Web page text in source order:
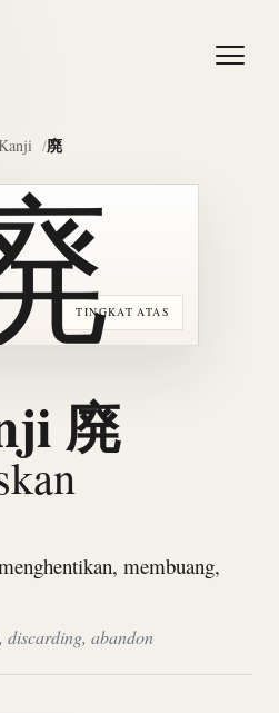
廃
TINGKAT ATAS
廃
membuang,
discarding, abandon